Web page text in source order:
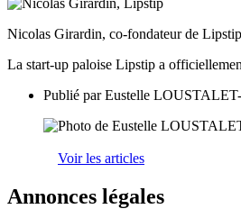
Nicolas Girardin, co-fondateur de
La start-up paloise Lipstip a
Publié parEustelle
Voir les articles
Annonces légales